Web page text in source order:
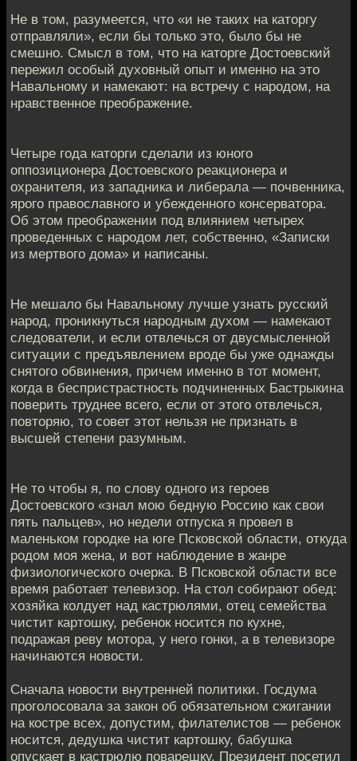
Не в том, разумеется, что «и не таких на каторгу
отправляли», если бы только это, было бы не
смешно. Смысл в том, что на каторге Достоевский
пережил особый духовный опыт и именно на это
Навальному и намекают: на встречу с народом, на
нравственное преображение.
Четыре года каторги сделали из юного
оппозиционера Достоевского реакционера и
охранителя, из западника и либерала — почвенника,
ярого православного и убежденного консерватора.
Об этом преображении под влиянием четырех
проведенных с народом лет, собственно, «Записки
из мертвого дома» и написаны.
Не мешало бы Навальному лучше узнать русский
народ, проникнуться народным духом — намекают
следователи, и если отвлечься от двусмысленной
ситуации с предъявлением вроде бы уже однажды
снятого обвинения, причем именно в тот момент,
когда в беспристрастность подчиненных Бастрыкина
поверить труднее всего, если от этого отвлечься,
повторяю, то совет этот нельзя не признать в
высшей степени разумным.
Не то чтобы я, по слову одного из героев
Достоевского «знал мою бедную Россию как свои
пять пальцев», но недели отпуска я провел в
маленьком городке на юге Псковской области, откуда
родом моя жена, и вот наблюдение в жанре
физиологического очерка. В Псковской области все
время работает телевизор. На стол собирают обед:
хозяйка колдует над кастрюлями, отец семейства
чистит картошку, ребенок носится по кухне,
подражая реву мотора, у него гонки, а в телевизоре
начинаются новости.
Сначала новости внутренней политики. Госдума
проголосовала за закон об обязательном сжигании
на костре всех, допустим, филателистов — ребенок
носится, дедушка чистит картошку, бабушка
опускает в кастрюлю поварешку. Президент посетил